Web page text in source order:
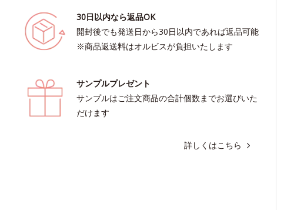
30日以内なら返品OK
開封後でも発送日から30日以内であれば返品可能
※商品返送料はオルビスが負担いたします
サンプルプレゼント
サンプルはご注文商品の合計個数までお選びいた
だけます
詳しくはこちら